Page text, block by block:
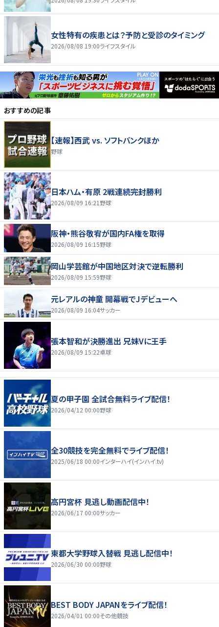
女性特有の疾患とは？予防と受診のタイミング
2026/08/08 19:00ライフスタイル
おすすめの記事
【速報】西武 vs. ソフトバンクほか
野球
日本ハム・有原 2戦連続完封勝利
2026/08/09 16:21 野球
阪神・熊谷敬宥が国内FA権を取得
2026/08/09 16:15野球
岡山学芸館が中国地区対決で逆転勝利
2026/08/09 15:59野球
元レアルの神童 開幕戦でJデビューへ
2026/08/09 16:04サッカー
張本智和が決勝進出 兄妹Vに王手
2026/08/09 15:22卓球
夏の甲子園 全試合無料ライブ配信！
2026/04/12 00:00野球
全30競技を完全無料でライブ配信！
2025/06/18 00:00インターハイ(インハイ.tv)
高円宮杯 見逃し動画配信中！
2026/06/17 00:00サッカー
東都大学野球入替戦 見逃し配信中！
2026/06/30 00:00野球
BEST BODY JAPANをライブ配信！
2026/04/01 00:00その他競技